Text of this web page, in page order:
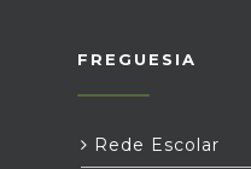
FREGUESIA
Rede Escolar